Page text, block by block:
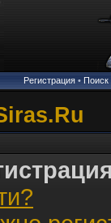
Регистрация• Поиск